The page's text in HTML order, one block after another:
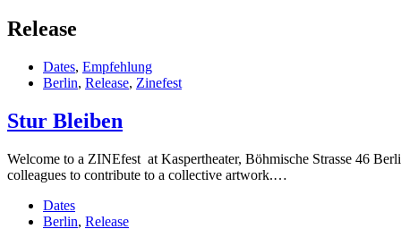
Release
Dates, Empfehlung
Berlin, Release, Zinefest
Stur Bleiben
Welcome to a ZINEfest at Kaspertheater, Böhmische Strasse 46
colleagues to contribute to a collective artwork.…
Dates
Berlin, Release